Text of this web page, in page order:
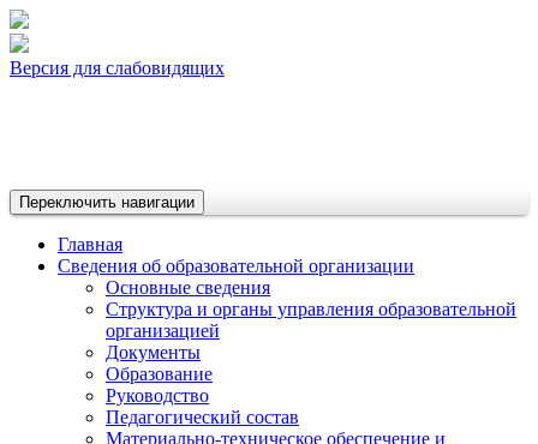
Версия для слабовидящих
Переключить навигации
Главная
Сведения об образовательной организации
Основные сведения
Структура и органы управления образовательной
организацией
Документы
Образование
Руководство
Педагогический состав
Материально-техническое обеспечение и